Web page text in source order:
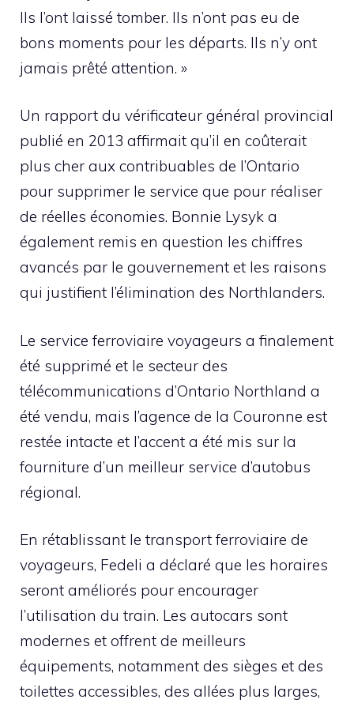
Ils l’ont laissé tomber. Ils n’ont pas eu de
bons moments pour les départs. Ils n’y ont
jamais prêté attention. »
Un rapport du vérificateur général provincial
publié en 2013 affirmait qu’il en coûterait
plus cher aux contribuables de l’Ontario
pour supprimer le service que pour réaliser
de réelles économies. Bonnie Lysyk a
également remis en question les chiffres
avancés par le gouvernement et les raisons
qui justifient l’élimination des Northlanders.
Le service ferroviaire voyageurs a finalement
été supprimé et le secteur des
télécommunications d’Ontario Northland a
été vendu, mais l’agence de la Couronne est
restée intacte et l’accent a été mis sur la
fourniture d’un meilleur service d’autobus
régional.
En rétablissant le transport ferroviaire de
voyageurs, Fedeli a déclaré que les horaires
seront améliorés pour encourager
l’utilisation du train. Les autocars sont
modernes et offrent de meilleurs
équipements, notamment des sièges et des
toilettes accessibles, des allées plus larges,